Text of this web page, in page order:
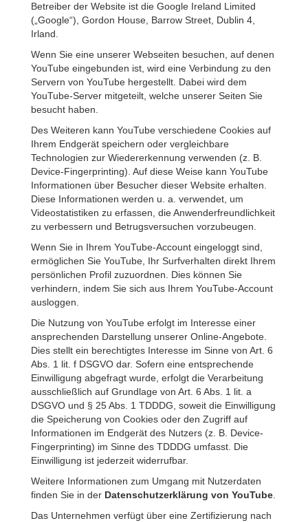
Betreiber der Website ist die Google Ireland Limited
(„Google“), Gordon House, Barrow Street, Dublin 4,
Irland.
Wenn Sie eine unserer Webseiten besuchen, auf denen
YouTube eingebunden ist, wird eine Verbindung zu den
Servern von YouTube hergestellt. Dabei wird dem
YouTube-Server mitgeteilt, welche unserer Seiten Sie
besucht haben.
Des Weiteren kann YouTube verschiedene Cookies auf
Ihrem Endgerät speichern oder vergleichbare
Technologien zur Wiedererkennung verwenden (z. B.
Device-Fingerprinting). Auf diese Weise kann YouTube
Informationen über Besucher dieser Website erhalten.
Diese Informationen werden u. a. verwendet, um
Videostatistiken zu erfassen, die Anwenderfreundlichkeit
zu verbessern und Betrugsversuchen vorzubeugen.
Wenn Sie in Ihrem YouTube-Account eingeloggt sind,
ermöglichen Sie YouTube, Ihr Surfverhalten direkt Ihrem
persönlichen Profil zuzuordnen. Dies können Sie
verhindern, indem Sie sich aus Ihrem YouTube-Account
ausloggen.
Die Nutzung von YouTube erfolgt im Interesse einer
ansprechenden Darstellung unserer Online-Angebote.
Dies stellt ein berechtigtes Interesse im Sinne von Art. 6
Abs. 1 lit. f DSGVO dar. Sofern eine entsprechende
Einwilligung abgefragt wurde, erfolgt die Verarbeitung
ausschließlich auf Grundlage von Art. 6 Abs. 1 lit. a
DSGVO und § 25 Abs. 1 TDDDG, soweit die Einwilligung
die Speicherung von Cookies oder den Zugriff auf
Informationen im Endgerät des Nutzers (z. B. Device-
Fingerprinting) im Sinne des TDDDG umfasst. Die
Einwilligung ist jederzeit widerrufbar.
Weitere Informationen zum Umgang mit Nutzerdaten
finden Sie in der Datenschutzerklärung von YouTube
Das Unternehmen verfügt über eine Zertifizierung nach